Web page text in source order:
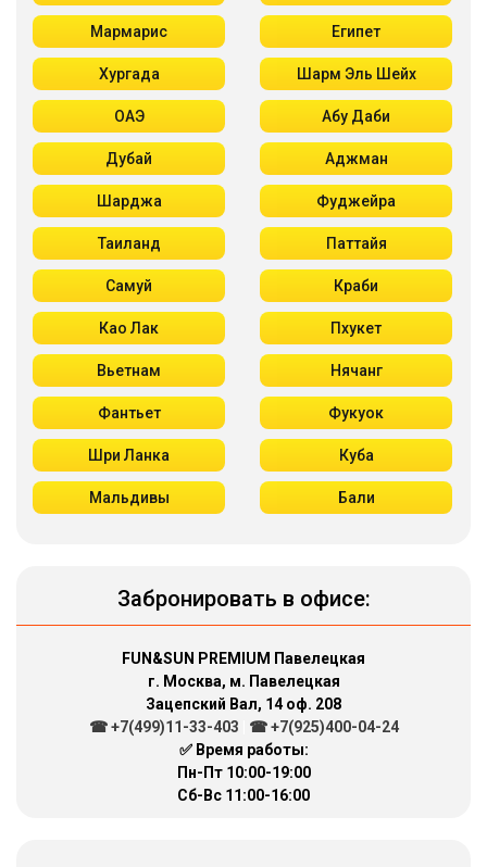
Мармарис Египет
Хургада Шарм Эль Шейх
ОАЭ Абу Даби
Дубай Аджман
Шарджа Фуджейра
Таиланд Паттайя
Самуй Краби
Као Лак Пхукет
Вьетнам Нячанг
Фантьет Фукуок
Шри Ланка Куба
Мальдивы Бали
Забронировать в офисе:
FUN&SUN PREMIUM Павелецкая
г. Москва, м. Павелецкая
Зацепский Вал, 14 оф. 208
☎ +7(499)11-33-403
☎ +7(925)400-04-24
✅ Время работы:
Пн-Пт 10:00-19:00
Сб-Вс 11:00-16:00